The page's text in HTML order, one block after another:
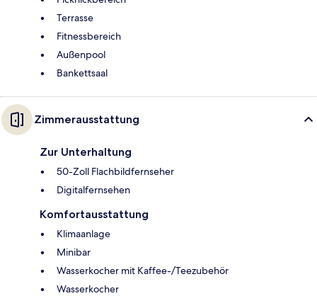
Terrasse
Fitnessbereich
Außenpool
Bankettsaal
Zimmerausstattung
Zur Unterhaltung
50-Zoll Flachbildfernseher
Digitalfernsehen
Komfortausstattung
Klimaanlage
Minibar
Wasserkocher mit Kaffee-/Teezubehör
Wasserkocher